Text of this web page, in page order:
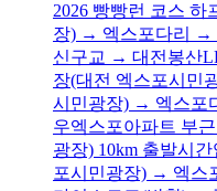
2026 빵빵런 코스 하
장) → 엑스포다리
신구교 → 대전봉산
장(대전 엑스포시민
시민광장) → 엑스
우엑스포아파트 부
광장) 10km 출발시
포시민광장) → 엑